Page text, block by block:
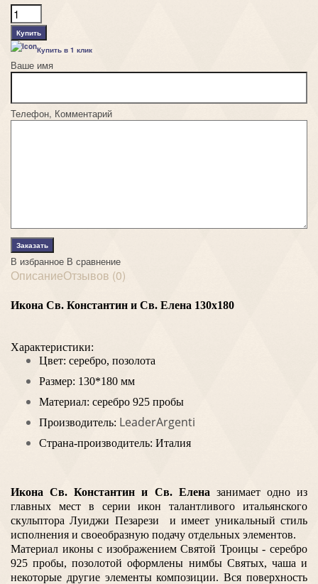
Купить в 1 клик
Ваше имя
Телефон, Комментарий
В избранное В сравнение
ОписаниеОтзывов (0)
Икона Св. Константин и Св. Елена 130х180
Характеристики:
Цвет: серебро, позолота
Размер: 130*180 мм
Материал: серебро 925 пробы
Производитель: LeaderArgenti
Страна-производитель: Италия
ИконаСв. Константин и Св. Елена занимает одно из
главных мест в серии икон талантливого итальянского
скульптора Луиджи Пезарези и имеет уникальный стиль
исполнения и своеобразную подачу отдельных элементов.
Материал иконы с изображением Святой Троицы - серебро
925 пробы, позолотой оформлены нимбы Святых, чаша и
некоторые другие элементы композиции. Вся поверхность